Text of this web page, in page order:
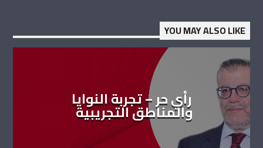
YOU MAY ALSO LIKE
رأي حر – تجربة النوايا
والمناطق التجريبية